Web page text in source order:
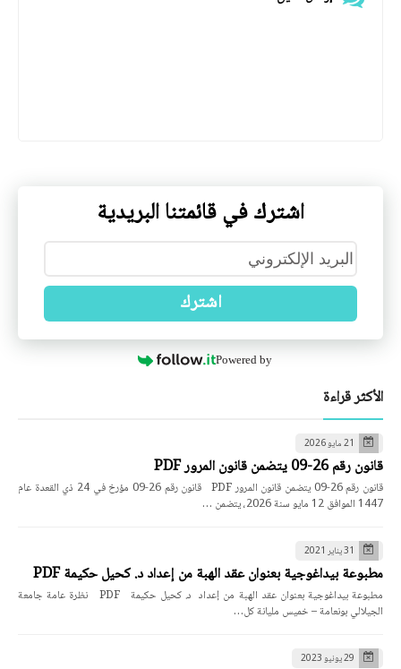
اشترك في قائمتنا البريدية
اشترك
Powered by
الأكثر قراءة
21 مايو 2026
قانون رقم 26-09 يتضمن قانون المرور PDF
قانون رقم 26-09 يتضمن قانون المرور PDF قانون رقم 26-09 مؤرخ في 24 ذي القعدة عام
1447 الموافق 12 مايو سنة 2026، يتضمن …
31 يناير 2021
مطبوعة بيداغوجية بعنوان عقد الهبة من إعداد د. كحيل حكيمة PDF
مطبوعة بيداغوجية بعنوان عقد الهبة من إعداد د. كحيل حكيمة PDF نظرة عامة جامعة
الجيلالي بونعامة – خميس مليانة كل…
29 يونيو 2023